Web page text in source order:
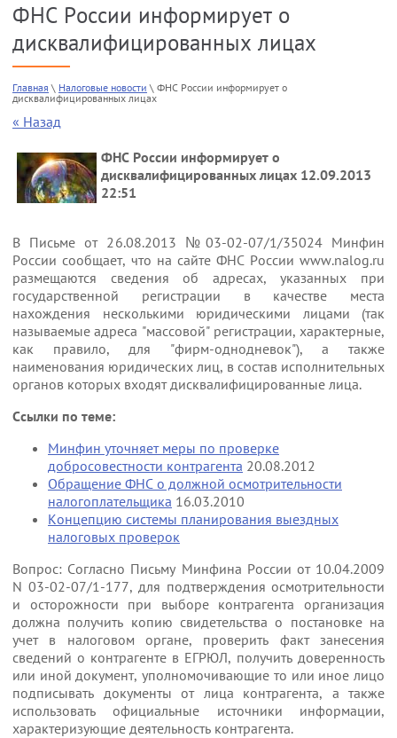
Консалтинговые услуги Юрлицам
Цены Налоговые новости Напишите нам
Контакты О Компании
ФНС России информирует о
дисквалифицированных лицах
Главная \ Налоговые новости \ ФНС России информирует о
дисквалифицированных лицах
« Назад
ФНС России информирует о
дисквалифицированных лицах 12.09.2013
22:51
В Письме от 26.08.2013 №03-02-07/1/35024 Минфин
России сообщает, что на сайте ФНС России www.nalog.ru
размещаются сведения об адресах, указанных при
государственной регистрации в качестве места
нахождения несколькими юридическими лицами (так
называемые адреса "массовой" регистрации, характерные,
как правило, для "фирм-однодневок"), а также
наименования юридических лиц, в состав исполнительных
органов которых входят дисквалифицированные лица.
Ссылки по теме:
Минфин уточняет меры по проверке
добросовестности контрагента 20.08.2012
Обращение ФНС о должной осмотрительности
налогоплательщика 16.03.2010
Концепцию системы планирования выездных
налоговых проверок
Вопрос: Согласно Письму Минфина России от 10.04.2009
N 03-02-07/1-177, для подтверждения осмотрительности
и осторожности при выборе контрагента организация
должна получить копию свидетельства о постановке на
учет в налоговом органе, проверить факт занесения
сведений о контрагенте в ЕГРЮЛ, получить доверенность
или иной документ, уполномочивающие то или иное лицо
подписывать документы от лица контрагента, а также
использовать официальные источники информации,
характеризующие деятельность контрагента.